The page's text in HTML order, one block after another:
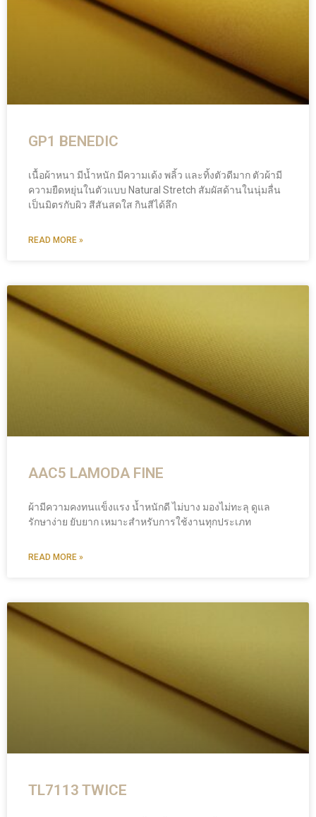
GP1 BENEDIC
เนื้อผ้าหนา มีน้ำหนัก มีความเด้ง พลิ้ว และทิ้งตัวดีมาก ตัวผ้ามี
ความยืดหยุ่นในตัวแบบ Natural Stretch สัมผัสด้านในนุ่มลื่น
เป็นมิตรกับผิว สีสันสดใส กินสีได้ลึก
READ MORE »
AAC5 LAMODA FINE
ผ้ามีความคงทนแข็งแรง น้ำหนักดี ไม่บาง มองไม่ทะลุ ดูแล
รักษาง่าย ยับยาก เหมาะสำหรับการใช้งานทุกประเภท
READ MORE »
TL7113 TWICE